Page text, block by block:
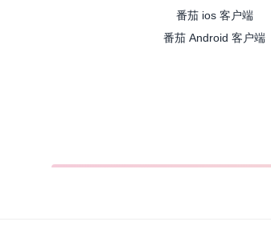
番茄 ios 客户端
番茄 Android 客户端